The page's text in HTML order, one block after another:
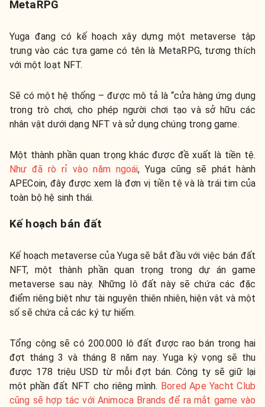
MetaRPG
Yuga đang có kế hoạch xây dựng một metaverse tập
trung vào các tựa game có tên là MetaRPG, tương thích
với một loạt NFT.
Sẽ có một hệ thống – được mô tả là “cửa hàng ứng dụng
trong trò chơi, cho phép người chơi tạo và sở hữu các
nhân vật dưới dạng NFT và sử dụng chúng trong game.
Một thành phần quan trọng khác được đề xuất là tiền tệ.
Như đã rò rỉ vào năm ngoái, Yuga cũng sẽ phát hành
APECoin, đây được xem là đơn vị tiền tệ và là trái tim của
toàn bộ hệ sinh thái.
Kế hoạch bán đất
Kế hoạch metaverse của Yuga sẽ bắt đầu với việc bán đất
NFT, một thành phần quan trọng trong dự án game
metaverse sau này. Những lô đất này sẽ chứa các đặc
điểm riêng biệt như tài nguyên thiên nhiên, hiện vật và một
số sẽ chứa cả các ký tự hiếm.
Tổng cộng sẽ có 200.000 lô đất được rao bán trong hai
đợt tháng 3 và tháng 8 năm nay. Yuga kỳ vọng sẽ thu
được 178 triệu USD từ mỗi đợt bán. Công ty sẽ giữ lại
một phần đất NFT cho riêng mình. Bored Ape Yacht Club
cũng sẽ hợp tác với Animoca Brands để ra mắt game vào